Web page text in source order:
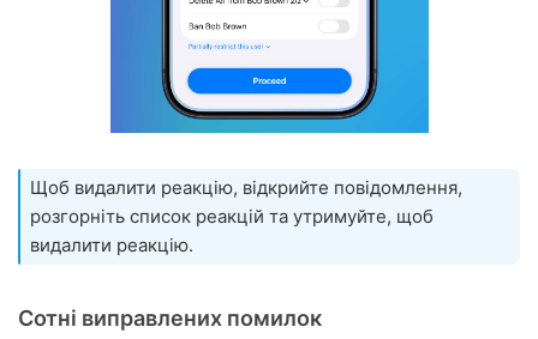
Щоб видалити реакцію, відкрийте повідомлення,
розгорніть список реакцій та утримуйте, щоб
видалити реакцію.
Сотні виправлених помилок